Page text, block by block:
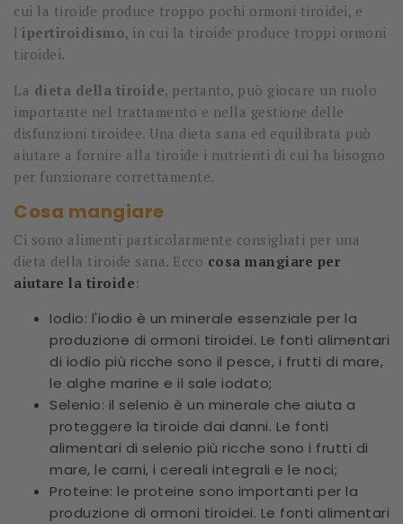
cui la tiroide produce troppo pochi ormoni tiroidei, e
l'ipertiroidismo, in cui la tiroide produce troppi ormoni
tiroidei.
La dieta della tiroide, pertanto, può giocare un ruolo
importante nel trattamento e nella gestione delle
disfunzioni tiroidee. Una dieta sana ed equilibrata può
aiutare a fornire alla tiroide i nutrienti di cui ha bisogno
per funzionare correttamente.
Cosa mangiare
Ci sono alimenti particolarmente consigliati per una
dieta della tiroide sana. Ecco cosa mangiare per
aiutare la tiroide:
Iodio: l'iodio è un minerale essenziale per la
produzione di ormoni tiroidei. Le fonti alimentari
di iodio più ricche sono il pesce, i frutti di mare,
le alghe marine e il sale iodato;
Selenio: il selenio è un minerale che aiuta a
proteggere la tiroide dai danni. Le fonti
alimentari di selenio più ricche sono i frutti di
mare, le carni, i cereali integrali e le noci;
Proteine: le proteine sono importanti per la
produzione di ormoni tiroidei. Le fonti alimentari